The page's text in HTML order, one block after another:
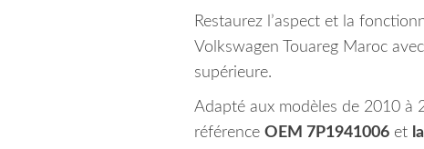
Restaurez l’aspect et la
Volkswagen Touareg Maroc
supérieure.
Adapté aux modèles de 2010 à
référence OEM 7P1941006et